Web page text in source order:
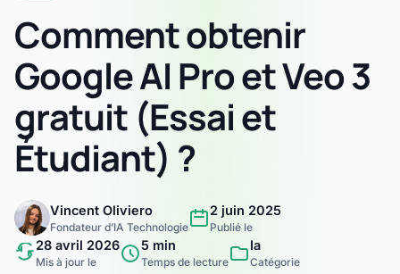
Comment obtenir
Google AI Pro et Veo 3
gratuit (Essai et
Étudiant) ?
Fondateur d’IA Technologie Publié le
28 avril 2026
Mis à jour le
5 min
Temps de lecture
Ia
Catégorie